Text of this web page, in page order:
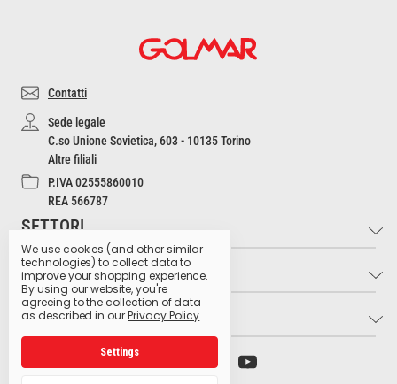
Contatti
Sede legale
C.so Unione Sovietica, 603 - 10135 Torino
Altre filiali
P.IVA 02555860010
REA 566787
SETTORI
Industria e Artigianato
Settore Medico
Settore Estetico
Hospitality
INFO
Contatti
Cultura dell'Igiene
Glossario dei pittogrammi
LINK UTILI
Archivio preparati pericolosi
We use cookies (and other similar
technologies) to collect data to
improve your shopping experience.
By using our website, you're
agreeing to the collection of data
as described in ourPrivacy Policy.
Settings